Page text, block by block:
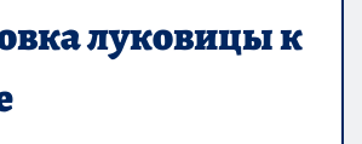
луковицы к